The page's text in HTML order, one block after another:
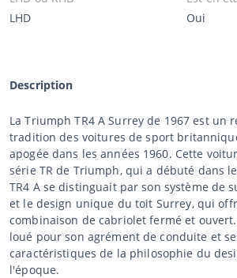
LHD
Oui
Description
La Triumph TR4 A Surrey de 1967 est un
tradition des voitures de sport
apogée dans les années 1960. Cette
série TR de Triumph, qui a débuté dans
TR4 A se distinguait par son système de
et le design unique du toit Surrey, qui
combinaison de cabriolet fermé et
loué pour son agrément de conduite et
caractéristiques de la philosophie du
l'époque.